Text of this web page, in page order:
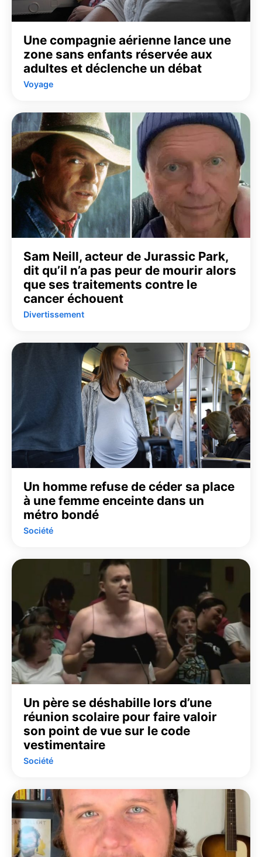
Une compagnie aérienne lance une
zone sans enfants réservée aux
adultes et déclenche un débat
Voyage
Sam Neill, acteur de Jurassic Park,
dit qu’il n’a pas peur de mourir alors
que ses traitements contre le
cancer échouent
Divertissement
Un homme refuse de céder sa place
à une femme enceinte dans un
métro bondé
Société
Un père se déshabille lors d’une
réunion scolaire pour faire valoir
son point de vue sur le code
vestimentaire
Société